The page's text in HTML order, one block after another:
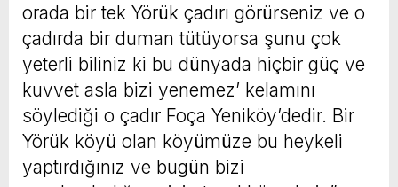
orada bir tek Yörük çadırı görürseniz ve o
çadırda bir duman tütüyorsa şunu çok
yeterli biliniz ki bu dünyada hiçbir güç ve
kuvvet asla bizi yenemez’ kelamını
söylediği o çadır Foça Yeniköy’dedir. Bir
Yörük köyü olan köyümüze bu heykeli
yaptırdığınız ve bugün bizi